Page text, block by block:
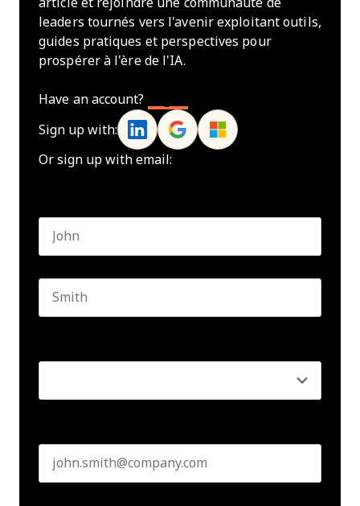
article et rejoindre une communauté de
leaders tournés vers l'avenir exploitant outils,
guides pratiques et perspectives pour
prospérer à l'ère de l'IA.
Have an account?
Sign up with:
Or sign up with email: